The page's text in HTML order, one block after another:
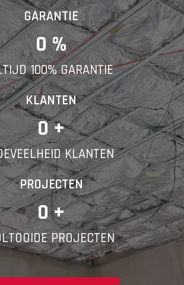
GARANTIE
0 %
100% GARANTIE
KLANTEN
0 +
KLANTEN
PROJECTEN
0 +
PROJECTEN